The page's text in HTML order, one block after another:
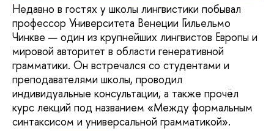
Недавно в гостях у школы лингвистики побывал
профессор Университета Венеции Гильельмо
Чинкве — один из крупнейших лингвистов Европы и
мировой авторитет в области генеративной
грамматики. Он встречался со студентами и
преподавателями школы, проводил
индивидуальные консультации, а также прочёл
курс лекций под названием «Между формальным
синтаксисом и универсальной грамматикой».